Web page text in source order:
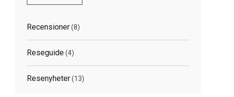
Recensioner(8)
Reseguide(4)
Resenyheter(13)